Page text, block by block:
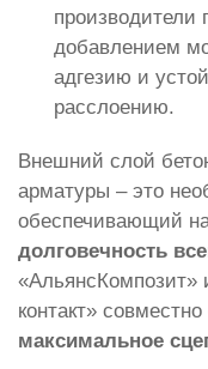
производители
добавлением
адгезию и
расслоению.
Внешний слой
арматуры – это
обеспечивающий
долговечность
«АльянсКомпозит»
контакт» совместно
максимальное